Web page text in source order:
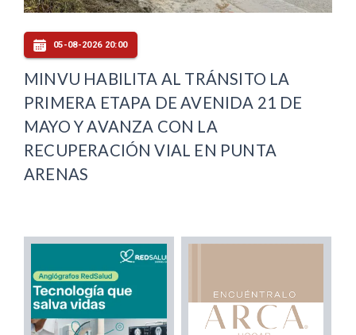
05-08-2026 20:00
MINVU HABILITA AL TRÁNSITO LA
PRIMERA ETAPA DE AVENIDA 21 DE
MAYO Y AVANZA CON LA
RECUPERACIÓN VIAL EN PUNTA
ARENAS